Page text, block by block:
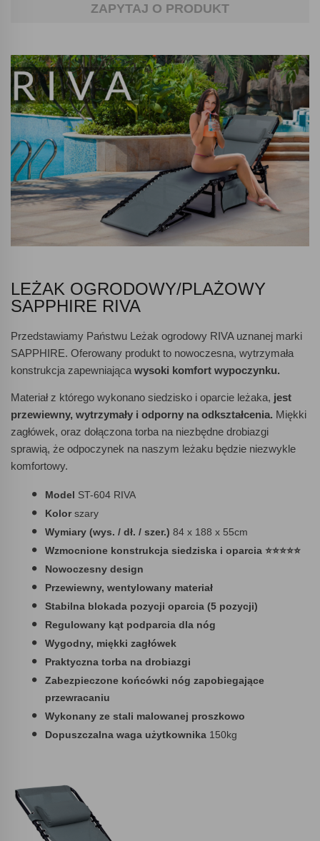
ZAPYTAJ O PRODUKT
LEŻAK OGRODOWY/PLAŻOWY
SAPPHIRE RIVA
Przedstawiamy Państwu Leżak ogrodowy RIVA uznanej marki
SAPPHIRE. Oferowany produkt to nowoczesna, wytrzymała
konstrukcja zapewniająca wysoki komfort wypoczynku.
Materiał z którego wykonano siedzisko i oparcie leżaka, jest
przewiewny, wytrzymały i odporny na odkształcenia. Miękki
zagłówek, oraz dołączona torba na niezbędne drobiazgi
sprawią, że odpoczynek na naszym leżaku będzie niezwykle
komfortowy.
Model ST-604 RIVA
Kolorszary
Wymiary (wys. / dł. / szer.) 84 x 188 x 55cm
Wzmocnione konstrukcja siedziska i oparcia ⭐⭐⭐⭐⭐
Nowoczesny design
Przewiewny, wentylowany materiał
Stabilna blokada pozycji oparcia (5 pozycji)
Regulowany kąt podparcia dla nóg
Wygodny, miękki zagłówek
Praktyczna torba na drobiazgi
Zabezpieczone końcówki nóg zapobiegające
przewracaniu
Wykonany ze stali malowanej proszkowo
Dopuszczalna waga użytkownika 150kg